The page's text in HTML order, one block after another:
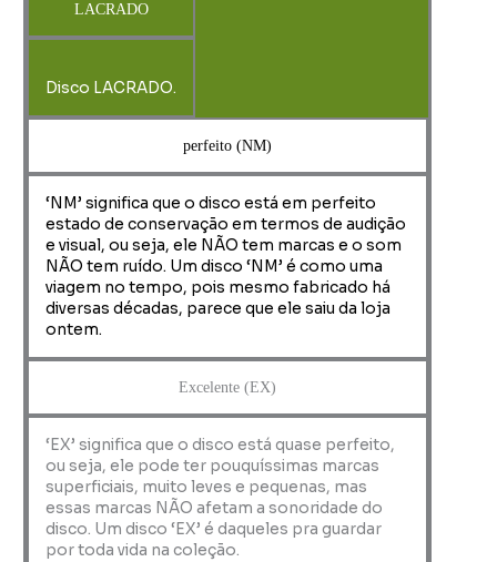
LACRADO
Disco LACRADO.
perfeito (NM)
‘NM’ significa que o disco está em perfeito
estado de conservação em termos de audição
e visual, ou seja, ele NÃO tem marcas e o som
NÃO tem ruído. Um disco ‘NM’ é como uma
viagem no tempo, pois mesmo fabricado há
diversas décadas, parece que ele saiu da loja
ontem.
Excelente (EX)
‘EX’ significa que o disco está quase perfeito,
ou seja, ele pode ter pouquíssimas marcas
superficiais, muito leves e pequenas, mas
essas marcas NÃO afetam a sonoridade do
disco. Um disco ‘EX’ é daqueles pra guardar
por toda vida na coleção.